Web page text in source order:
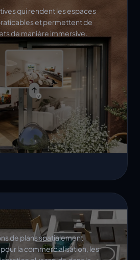
qui rendent les espaces
et permettent de
de manière immersive.
de plans spatialement
la commercialisation, les